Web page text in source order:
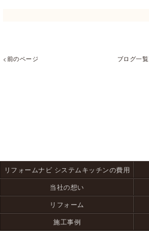
<前のページ ブログ一覧
リフォームナビ システムキッチンの費用
当社の想い
リフォーム
施工事例